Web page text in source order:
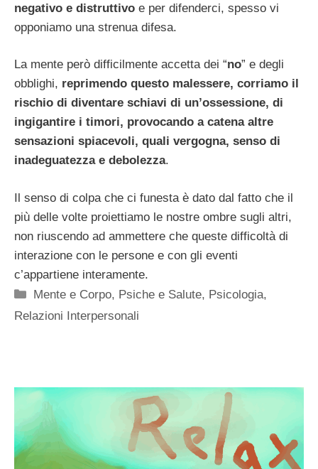
negativo e distruttivo e per difenderci, spesso vi
opponiamo una strenua difesa.
La mente però difficilmente accetta dei “no” e degli
obblighi, reprimendo questo malessere, corriamo il
rischio di diventare schiavi di un’ossessione, di
ingigantire i timori, provocando a catena altre
sensazioni spiacevoli, quali vergogna, senso di
inadeguatezza e debolezza.
Il senso di colpa che ci funesta è dato dal fatto che il
più delle volte proiettiamo le nostre ombre sugli altri,
non riuscendo ad ammettere che queste difficoltà di
interazione con le persone e con gli eventi
c’appartiene interamente.
Categorie
Mente e Corpo, Psiche e Salute, Psicologia,
Relazioni Interpersonali